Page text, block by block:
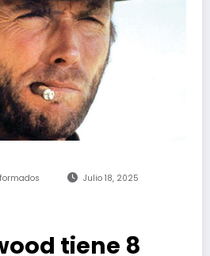
Julio 18, 2025
tiene 8